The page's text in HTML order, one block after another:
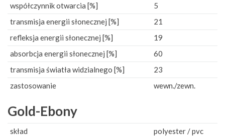
współczynnik otwarcia [%]
5
transmisja energii słonecznej [%]
21
refleksja energii słonecznej [%]
19
absorbcja energii słonecznej [%]
60
transmisja światła widzialnego [%]
23
zastosowanie
wewn./zewn.
Gold-Ebony
skład
polyester / pvc